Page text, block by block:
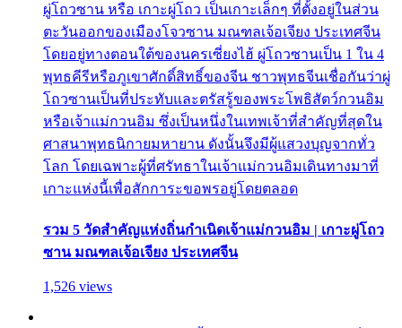
ผู่โถวซาน หรือ เกาะผู่โถว เป็นเกาะเล็กๆ ที่ตั้งอยู่ในส่วน
ตะวันออกของเมืองโจวซาน มณฑลเจ้อเจียง ประเทศจีน
โดยอยู่ทางตอนใต้ของนครเซี่ยงไฮ้ ผู่โถวซานเป็น 1 ใน 4
พุทธคีรีหรือภูเขาศักดิ์สิทธิ์ของจีน ชาวพุทธจีนเชื่อกันว่าผู่
โถวซานเป็นที่ประทับและตรัสรู้ของพระโพธิสัตว์กวนอิม
หรือเจ้าแม่กวนอิม ซึ่งเป็นหนึ่งในเทพเจ้าที่สำคัญที่สุดใน
ศาสนาพุทธนิกายมหายาน ดังนั้นจึงมีผู้แสวงบุญจากทั่ว
โลก โดยเฉพาะผู้ที่ศรัทธาในเจ้าแม่กวนอิมเดินทางมาที่
เกาะแห่งนี้เพื่อสักการะขอพรอยู่โดยตลอด
รวม 5 วัดสำคัญแห่งถิ่นกำเนิดเจ้าแม่กวนอิม | เกาะผู่โถว
ซาน มณฑลเจ้อเจียง ประเทศจีน
1,526 views